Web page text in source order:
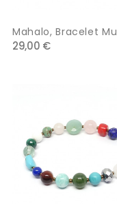
Mahalo, Bracelet
29,00 €